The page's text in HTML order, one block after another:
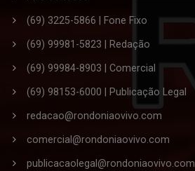
(69) 3225-5866 | Fone Fixo
(69) 99981-5823 | Redação
(69) 99984-8903 | Comercial
(69) 98153-6000 | Publicação Legal
redacao@rondoniaovivo.com
comercial@rondoniaovivo.com
publicacaolegal@rondoniaovivo.com